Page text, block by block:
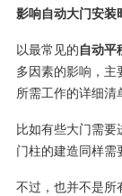
影响自动大门安装
以最常见的自动平
多因素的影响，主
所需工作的详细清
比如有些大门需要
门柱的建造同样需
不过，也并不是所